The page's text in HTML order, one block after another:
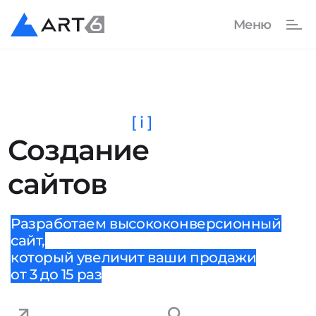
Создание
сайтов
[ i ]
Разработаем высококонверсионный
сайт,
который увеличит ваши продажи
от 3 до 15 раз